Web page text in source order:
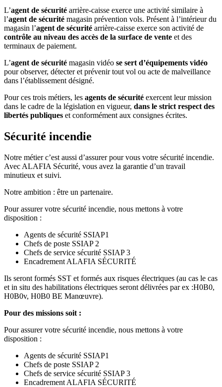
L’agent de sécurité arrière-caisse exerce une activité similaire à
l’agent de sécurité magasin prévention vols. Présent à l’intérieur du
magasin l’agent de sécurité arrière-caisse exerce son activité de
contrôle au niveau des accès de la surface de vente et des
terminaux de paiement.
L’agent de sécurité magasin vidéo se sert d’équipements vidéo
pour observer, détecter et prévenir tout vol ou acte de malveillance
dans l’établissement désigné.
Pour ces trois métiers, les agents de sécurité exercent leur mission
dans le cadre de la législation en vigueur, dans le strict respect des
libertés publiques et conformément aux consignes écrites.
Sécurité incendie
Notre métier c’est aussi d’assurer pour vous votre sécurité incendie.
Avec ALAFIA Sécurité, vous avez la garantie d’un travail
minutieux et suivi.
Notre ambition : être un partenaire.
Pour assurer votre sécurité incendie, nous mettons à votre
disposition :
Agents de sécurité SSIAP1
Chefs de poste SSIAP 2
Chefs de service sécurité SSIAP 3
Encadrement ALAFIA SÉCURITÉ
Ils seront formés SST et formés aux risques électriques (au cas le cas
et in situ des habilitations électriques seront délivrées par ex :H0B0,
H0B0v, H0B0 BE Manœuvre).
Pour des missions soit :
Pour assurer votre sécurité incendie, nous mettons à votre
disposition :
Agents de sécurité SSIAP1
Chefs de poste SSIAP 2
Chefs de service sécurité SSIAP 3
Encadrement ALAFIA SÉCURITÉ